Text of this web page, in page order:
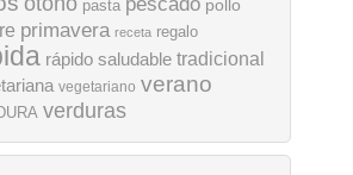
pasta pollo
primavera receta regalo
rápido saludable tradicional
vegetariano verano
verduras